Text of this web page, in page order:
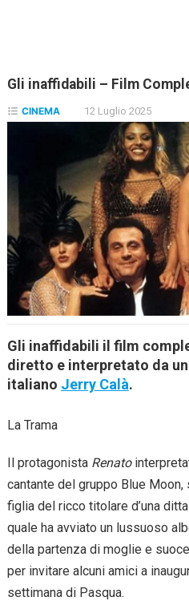
Gli inaffidabili – Film
CINEMA 12 Luglio 2025
Gli inaffidabili il film
diretto e interpretato da
italiano Jerry Calà.
La Trama
Il protagonista Renato
cantante del gruppo Blue
figlia del ricco titolare d’una
quale ha avviato un lussuoso
della partenza di moglie e
per invitare alcuni amici a
settimana di Pasqua.